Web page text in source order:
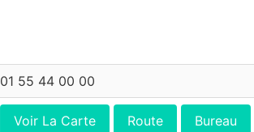
01 55 44 00 00
Voir La Carte Route Bureau